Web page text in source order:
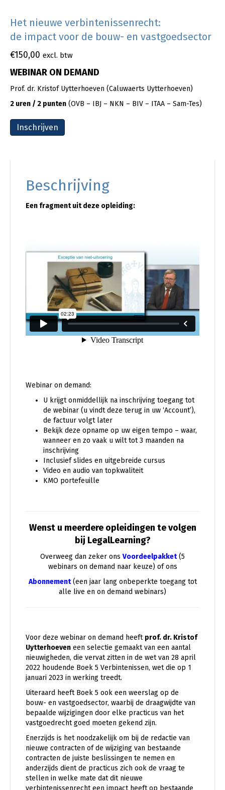
Het nieuwe verbintenissenrecht:
de impact voor de bouw- en vastgoedsector
€150,00 excl. btw
WEBINAR ON DEMAND
Prof. dr. Kristof Uytterhoeven (Caluwaerts Uytterhoeven)
2 uren / 2 punten (OVB – IBJ – NKN – BIV – ITAA – Sam-Tes)
Inschrijven
Beschrijving
Een fragment uit deze opleiding:
Webinar on demand:
U krijgt onmiddellijk na inschrijving toegang tot
de webinar (u vindt deze terug in uw ‘Account’),
de factuur volgt later
Bekijk deze opname op uw eigen tempo – waar,
wanneer en zo vaak u wilt tot 3 maanden na
inschrijving
Inclusief slides en uitgebreide cursus
Video en audio van topkwaliteit
KMO portefeuille
Wenst u meerdere opleidingen te volgen
bij LegalLearning?
Overweeg dan zeker ons Voordeelpakket(5
webinars on demand naar keuze) of ons
Abonnement(een jaar lang onbeperkte toegang tot
alle live en on demand webinars)
Voor deze webinar on demand heeft prof. dr. Kristof
Uytterhoeven een selectie gemaakt van een aantal
nieuwigheden, die vervat zitten in de wet van 28 april
2022 houdende Boek 5 Verbintenissen, wet die op 1
januari 2023 in werking treedt.
Uiteraard heeft Boek 5 ook een weerslag op de
bouw- en vastgoedsector, waarbij de draagwijdte van
bepaalde wijzigingen door elke practicus van het
vastgoedrecht goed moeten gekend zijn.
Enerzijds is het noodzakelijk om bij de redactie van
nieuwe contracten of de wijziging van bestaande
contracten de juiste beslissingen te nemen en
anderzijds dient de practicus zich ook de vraag te
stellen in welke mate dat dit nieuwe
verbintenissenrecht een impact heeft op bestaande